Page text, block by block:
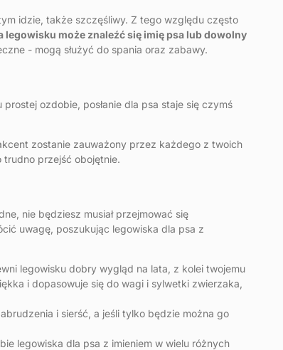
idzie, także szczęśliwy. Z tego względu często
legowisku może znaleźć się imię psa lub dowolny
- mogą służyć do spania oraz zabawy.
ozdobie, posłanie dla psa staje się czymś
zostanie zauważony przez każdego z twoich
trudno przejść obojętnie.
nie będziesz musiał przejmować się
uwagę, poszukując legowiska dla psa z
legowisku dobry wygląd na lata, z kolei twojemu
i dopasowuje się do wagi i sylwetki zwierzaka,
i sierść, a jeśli tylko będzie można go
legowiska dla psa z imieniem w wielu różnych